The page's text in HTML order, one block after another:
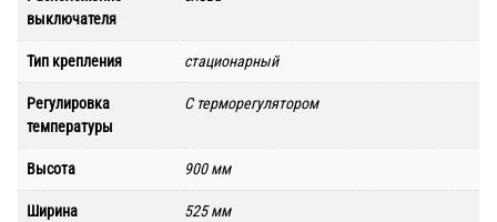
выключателя
Тип крепления стационарный
Регулировка
температуры
С терморегулятором
Высота 900 мм
Ширина 525 мм